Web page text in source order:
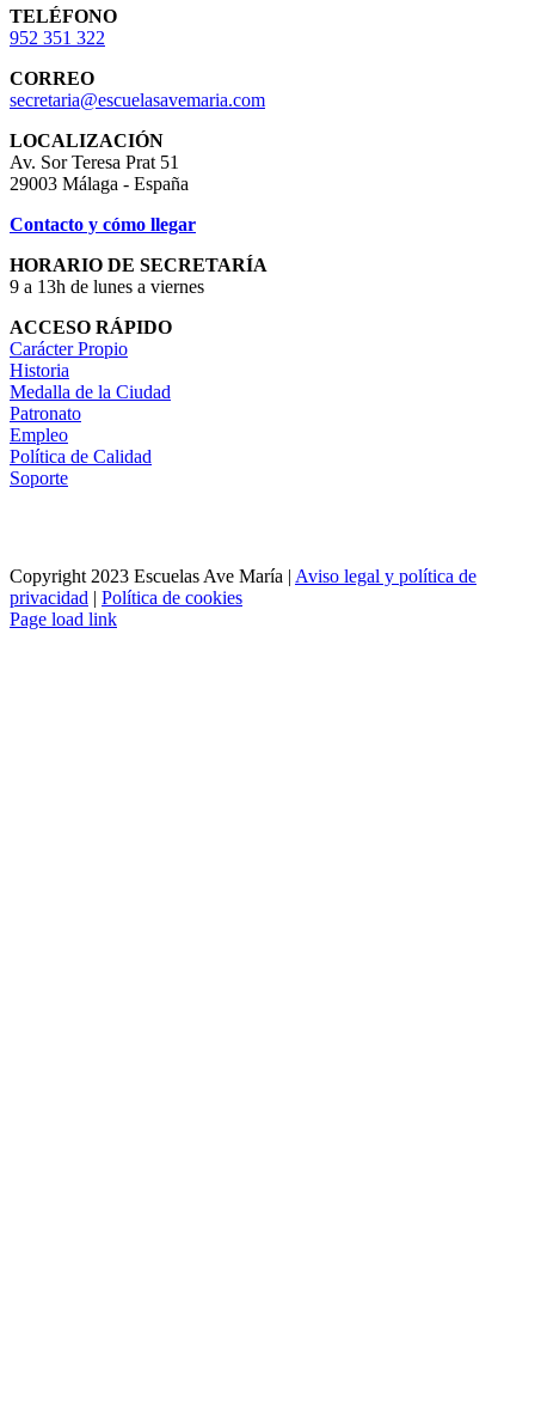
TELÉFONO
952 351 322
CORREO
secretaria@escuelasavemaria.com
LOCALIZACIÓN
Av. Sor Teresa Prat 51
29003 Málaga - España
Contacto y cómo llegar
HORARIO DE SECRETARÍA
9 a 13h de lunes a viernes
ACCESO RÁPIDO
Carácter Propio
Historia
Medalla de la Ciudad
Patronato
Empleo
Política de Calidad
Soporte
Copyright 2023 Escuelas Ave María | Aviso legal y política de
privacidad | Política de cookies
Page load link